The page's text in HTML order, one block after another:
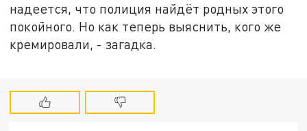
надеется, что полиция найдёт родных этого
покойного. Но как теперь выяснить, кого же
кремировали, - загадка.